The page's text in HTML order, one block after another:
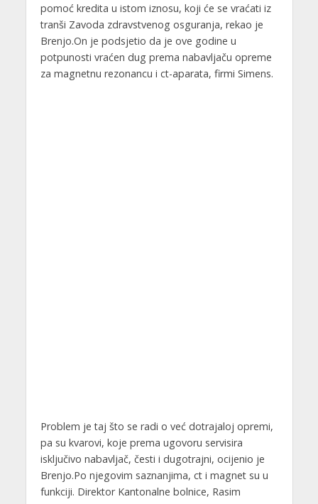
pomoć kredita u istom iznosu, koji će se vraćati iz
tranši Zavoda zdravstvenog osguranja, rekao je
Brenjo.On je podsjetio da je ove godine u
potpunosti vraćen dug prema nabavljaču opreme
za magnetnu rezonancu i ct-aparata, firmi Simens.
Problem je taj što se radi o već dotrajaloj opremi,
pa su kvarovi, koje prema ugovoru servisira
isključivo nabavljač, česti i dugotrajni, ocijenio je
Brenjo.Po njegovim saznanjima, ct i magnet su u
funkciji. Direktor Kantonalne bolnice, Rasim